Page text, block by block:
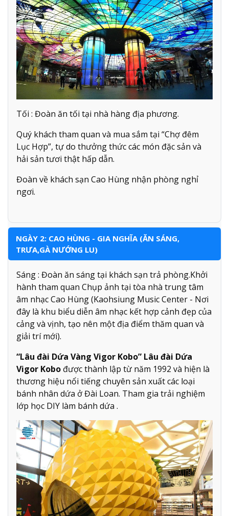
Tối : Đoàn ăn tối tại nhà hàng địa phương.
Quý khách tham quan và mua sắm tại “Chợ đêm
Lục Hợp”, tự do thưởng thức các món đặc sản và
hải sản tươi thật hấp dẫn.
Đoàn về khách sạn Cao Hùng nhận phòng nghỉ
ngơi.
NGÀY 2: CAO HÙNG - GIA NGHĨA (ĂN SÁNG,
TRƯA,GÀ NƯỚNG LU)
Sáng : Đoàn ăn sáng tại khách sạn trả phòng.Khởi
hành tham quan Chụp ảnh tại tòa nhà trung tâm
âm nhạc Cao Hùng (Kaohsiung Music Center - Nơi
đây là khu biểu diễn âm nhạc kết hợp cảnh đẹp của
cảng và vịnh, tạo nên một địa điểm thăm quan và
giải trí mới).
“Lâu đài Dứa Vàng Vigor Kobo” Lâu đài Dứa
Vigor Kobo được thành lập từ năm 1992 và hiện là
thương hiệu nổi tiếng chuyên sản xuất các loại
bánh nhân dứa ở Đài Loan. Tham gia trải nghiệm
lớp học DIY làm bánh dứa .